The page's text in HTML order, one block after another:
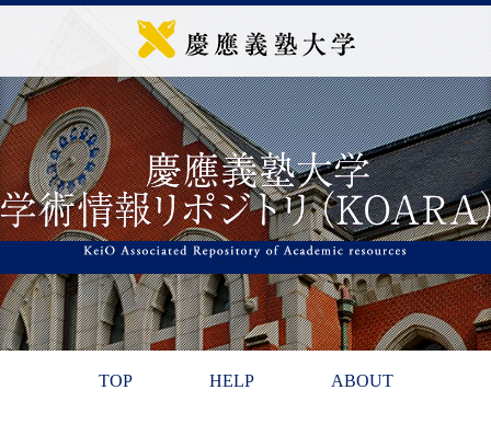
TOP HELP ABOUT